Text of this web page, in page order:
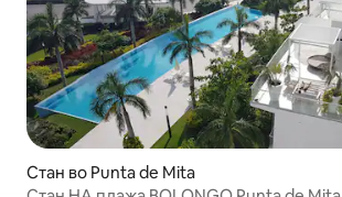
Стан во Punta de Mita